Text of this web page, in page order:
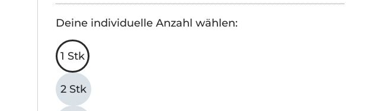
Deine individuelle Anzahl wählen:
1 Stk
2 Stk